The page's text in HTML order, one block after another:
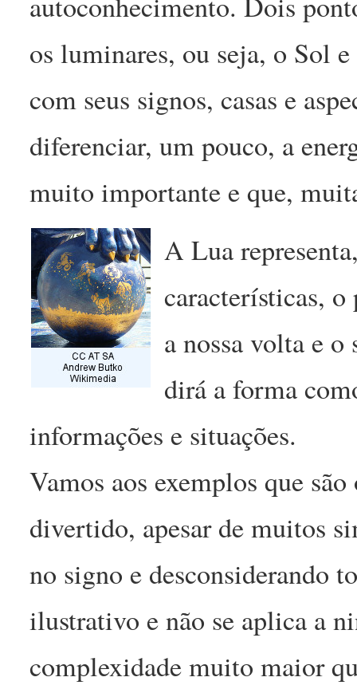
os luminares, ou seja, o Sol
com seus signos, casas e
diferenciar, um pouco, a
muito importante e que,
A Lua
características, o
a nossa volta e
dirá a forma
informações e situações.
Vamos aos exemplos que
divertido, apesar de muitos
no signo e desconsiderando
ilustrativo e não se aplica a
complexidade muito maior